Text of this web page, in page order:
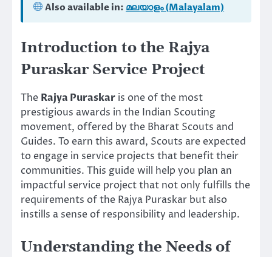
Also available in: മലയാളം (Malayalam)
Introduction to the Rajya
Puraskar Service Project
The Rajya Puraskar is one of the most
prestigious awards in the Indian Scouting
movement, offered by the Bharat Scouts and
Guides. To earn this award, Scouts are expected
to engage in service projects that benefit their
communities. This guide will help you plan an
impactful service project that not only fulfills the
requirements of the Rajya Puraskar but also
instills a sense of responsibility and leadership.
Understanding the Needs of